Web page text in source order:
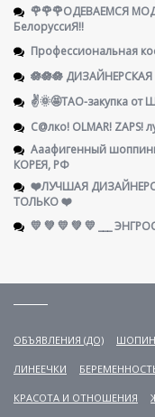
🌹🌹🌹ОДЕВАЕМСЯ
БелоруссиЯ‼
Профессиональная
🪷🪷🪷 ДИЗАЙНЕРСКАЯ
✌️🌞🤩ТАО-закупка от
С@лко! OLMAR!
Ааафигенный
КОРЕЯ, РФ
❤️ЛУЧШАЯ
ТОЛЬКО ❤️
💛 💚 💛 💚 💛 ___
ОБЪЯВЛЕНИЯ (ДО)
ЛИНЕЕЧКИ
КРАСОТА И ОТНОШЕНИЯ